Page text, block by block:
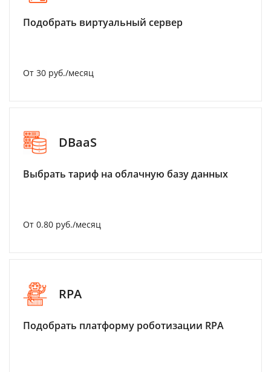
Подобрать виртуальный сервер
От 30 руб./месяц
DBaaS
Выбрать тариф на облачную базу данных
От 0.80 руб./месяц
RPA
Подобрать платформу роботизации RPA